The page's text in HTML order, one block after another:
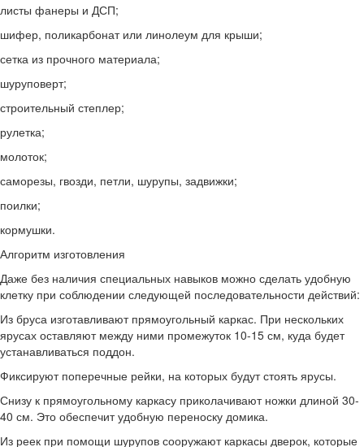
листы фанеры и ДСП;
шифер, поликарбонат или линолеум для крыши;
сетка из прочного материала;
шуруповерт;
строительный степлер;
рулетка;
молоток;
саморезы, гвозди, петли, шурупы, задвижки;
поилки;
кормушки.
Алгоритм изготовления
Даже без наличия специальных навыков можно сделать удобную
клетку при соблюдении следующей последовательности действий:
Из бруса изготавливают прямоугольный каркас. При нескольких
ярусах оставляют между ними промежуток 10-15 см, куда будет
устанавливаться поддон.
Фиксируют поперечные рейки, на которых будут стоять ярусы.
Снизу к прямоугольному каркасу приколачивают ножки длиной 30-
40 см. Это обеспечит удобную переноску домика.
Из реек при помощи шурупов сооружают каркасы дверок, которые